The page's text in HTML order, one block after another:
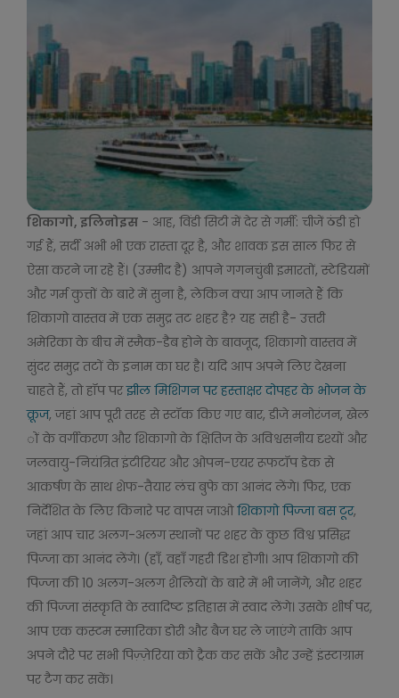
शिकागो, इलिनोइस - आह, विंडी सिटी में देर से गर्मी: चीजें ठंडी हो
गई हैं, सर्दी अभी भी एक रास्ता दूर है, और शावक इस साल फिर से
ऐसा करने जा रहे हैं। (उम्मीद है) आपने गगनचुंबी इमारतों, स्टेडियमों
और गर्म कुत्तों के बारे में सुना है, लेकिन क्या आप जानते हैं कि
शिकागो वास्तव में एक समुद्र तट शहर है? यह सही है- उत्तरी
अमेरिका के बीच में स्मैक-डैब होने के बावजूद, शिकागो वास्तव में
सुंदर समुद्र तटों के इनाम का घर है। यदि आप अपने लिए देखना
चाहते हैं, तो हॉप परझील मिशिगन पर हस्ताक्षर दोपहर के भोजन के
क्रूज, जहां आप पूरी तरह से स्टॉक किए गए बार, डीजे मनोरंजन, खेल
ों के वर्गीकरण और शिकागो के क्षितिज के अविश्वसनीय दृश्यों और
जलवायु-नियंत्रित इंटीरियर और ओपन-एयर रूफटॉप डेक से
आकर्षण के साथ शेफ-तैयार लंच बुफे का आनंद लेंगे। फिर, एक
निर्देशित के लिए किनारे पर वापस जाओशिकागो पिज्जा बस टूर,
जहां आप चार अलग-अलग स्थानों पर शहर के कुछ विश्व प्रसिद्ध
पिज्जा का आनंद लेंगे। (हाँ, वहाँ गहरी डिश होगी। आप शिकागो की
पिज्जा की 10 अलग-अलग शैलियों के बारे में भी जानेंगे, और शहर
की पिज्जा संस्कृति के स्वादिष्ट इतिहास में स्वाद लेंगे। उसके शीर्ष पर,
आप एक कस्टम स्मारिका डोरी और बैज घर ले जाएंगे ताकि आप
अपने दौरे पर सभी पिज़्ज़ेरिया को ट्रैक कर सकें और उन्हें इंस्टाग्राम
पर टैग कर सकें।